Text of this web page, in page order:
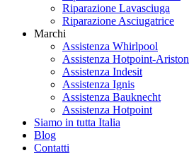
Riparazione Lavasciuga
Riparazione Asciugatrice
Marchi
Assistenza Whirlpool
Assistenza Hotpoint-Ariston
Assistenza Indesit
Assistenza Ignis
Assistenza Bauknecht
Assistenza Hotpoint
Siamo in tutta Italia
Blog
Contatti